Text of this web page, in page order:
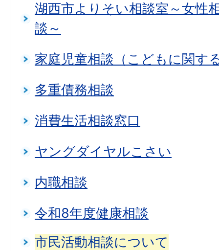
湖西市よりそい相談室～女性
談～
家庭児童相談（こどもに関す
多重債務相談
消費生活相談窓口
ヤングダイヤルこさい
内職相談
令和8年度健康相談
市民活動相談について